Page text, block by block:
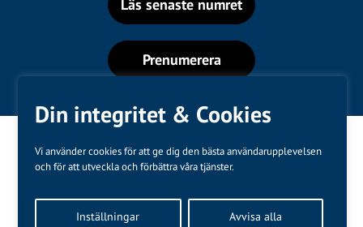
Din integritet & Cookies
Vi använder cookies för att ge dig den bästa användarupplevelsen
och för att utveckla och förbättra våra tjänster.
Inställningar Avvisa alla
Läs senaste numret
Prenumerera